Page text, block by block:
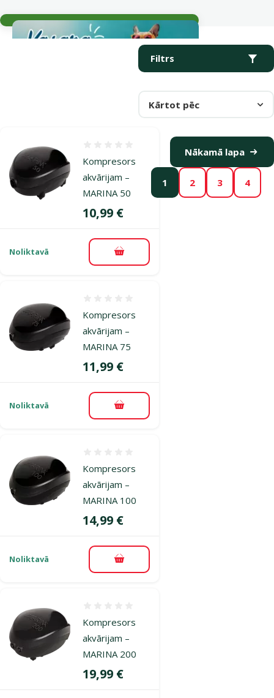
Filtrs
Kārtot pēc
Produkti kategorijā Jūras akvāriju aprīkojums
Kompresors
akvārijam –
MARINA 50
Cena
10,99 €
Noliktavā Pievienot grozam
Kompresors
akvārijam –
MARINA 75
Cena
11,99 €
Noliktavā Pievienot grozam
Kompresors
akvārijam –
MARINA 100
Cena
14,99 €
Noliktavā Pievienot grozam
Kompresors
akvārijam –
MARINA 200
Cena
19,99 €
1 2 3 4
Nākamā lapa